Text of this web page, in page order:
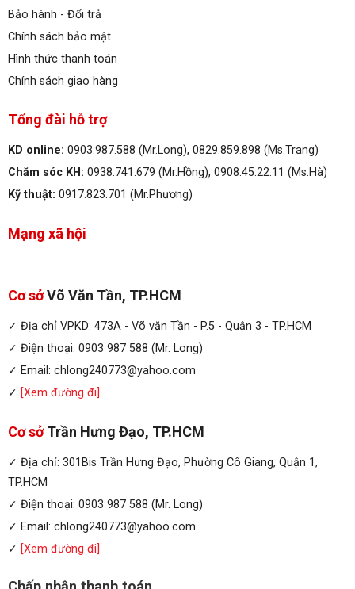
Bảo hành - Đổi trả
Chính sách bảo mật
Hình thức thanh toán
Chính sách giao hàng
Tổng đài hỗ trợ
KD online: 0903.987.588 (Mr.Long), 0829.859.898 (Ms.Trang)
Chăm sóc KH: 0938.741.679 (Mr.Hồng), 0908.45.22.11 (Ms.Hà)
Kỹ thuật: 0917.823.701 (Mr.Phương)
Mạng xã hội
Cơ sởVõ Văn Tần, TP.HCM
✓ Địa chỉ VPKD: 473A - Võ văn Tần - P.5 - Quận 3 - TP.HCM
✓ Điện thoại: 0903 987 588 (Mr. Long)
✓ Email: chlong240773@yahoo.com
✓ [Xem đường đi]
Cơ sởTrần Hưng Đạo, TP.HCM
✓ Địa chỉ: 301Bis Trần Hưng Đạo, Phường Cô Giang, Quận 1,
TP.HCM
✓ Điện thoại: 0903 987 588 (Mr. Long)
✓ Email: chlong240773@yahoo.com
✓ [Xem đường đi]